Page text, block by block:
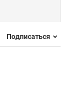
Подписаться